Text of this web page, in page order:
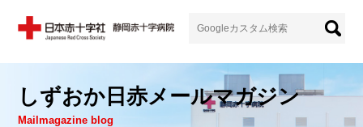
しずおか日赤メールマガジン
Mailmagazine blog